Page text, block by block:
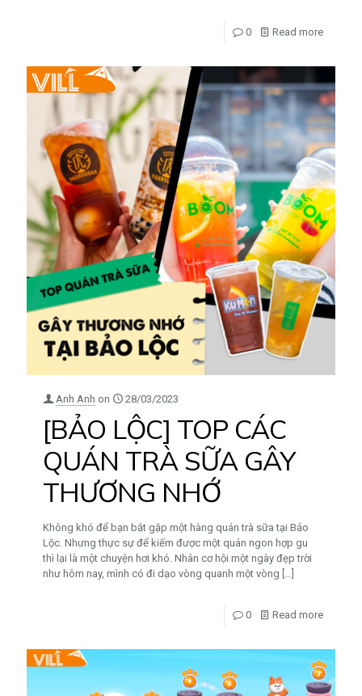
0 Read more
Anh Anh on 28/03/2023
[BẢO LỘC] TOP CÁC
QUÁN TRÀ SỮA GÂY
THƯƠNG NHỚ
Không khó để bạn bắt gặp một hàng quán trà sữa tại Bảo
Lộc. Nhưng thực sự để kiếm được một quán ngon hợp gu
thì lại là một chuyện hơi khó. Nhân cơ hội một ngày đẹp trời
như hôm nay, mình có đi dạo vòng quanh một vòng
0 Read more